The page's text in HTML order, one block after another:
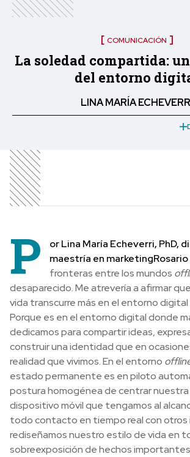
COMUNICACIÓN
La soledad compartida:
del entorno
LINA MARÍA
P
or Lina María Echeverri, PhD,
maestría en marketing
fronteras entre los mundos
desaparecido. Me atrevería a afirmar
vida transcurre más en el entorno digital
Porque es en el entorno digital donde
dedicamos para compartir ideas,
construir una identidad que en
realidad que vivimos. En el entorno
estado permanente es en piloto
postura homogénea de centrar
dispositivo móvil que tengamos al
todo contacto en tiempo real con otros
rediseñamos nuestro estilo de vida en
sobreexposición de hechos